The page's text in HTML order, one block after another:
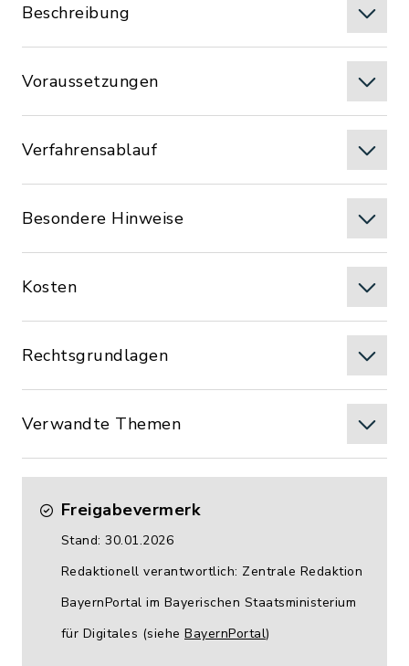
Beschreibung
Voraussetzungen
Verfahrensablauf
Besondere Hinweise
Kosten
Rechtsgrundlagen
Verwandte Themen
Freigabevermerk
Stand: 30.01.2026
Redaktionell verantwortlich: Zentrale Redaktion
BayernPortal im Bayerischen Staatsministerium
für Digitales (siehe BayernPortal)